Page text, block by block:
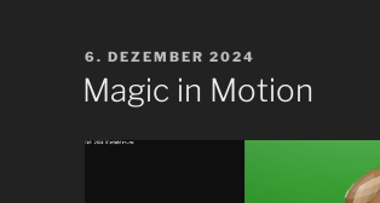
VERÖFFENTLICHT
AM
6. DEZEMBER 2024
Magic in Motion